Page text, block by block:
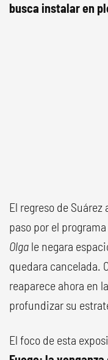
busca instalar en
El regreso de
paso por el
Olga le negara
quedara cancelada.
reaparece ahora en
profundizar su
El foco de esta